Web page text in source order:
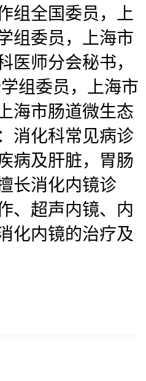
组全国委员，上
组委员，上海市
医师分会秘书，
组委员，上海市
海市肠道微生态
消化科常见病诊
病及肝脏，胃肠
长消化内镜诊
、超声内镜、内
化内镜的治疗及